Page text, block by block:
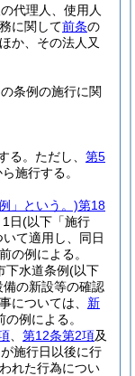
代理人、使用人
に関して前条の
か、その法人又
条例の施行に関
る。 ただし、 第5
施行する。
」という。)第18
日(以下「施行
て適用し、同日
の例による。
下水道条例(以下
の新設等の確認
については、 新
例による。
第12条第2項及
施行日以後に行
れた行為につい